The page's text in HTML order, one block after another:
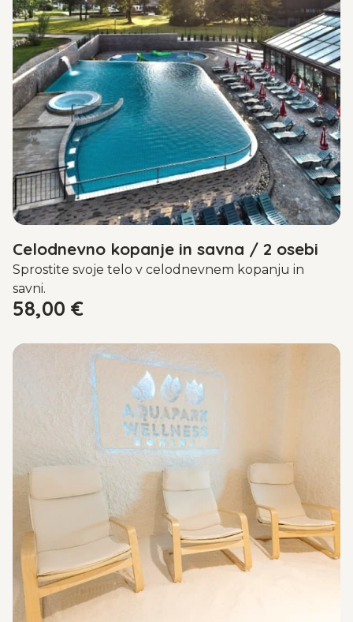
Celodnevno kopanje in savna / 2 osebi
Sprostite svoje telo v celodnevnem kopanju in
savni.
58,00 €